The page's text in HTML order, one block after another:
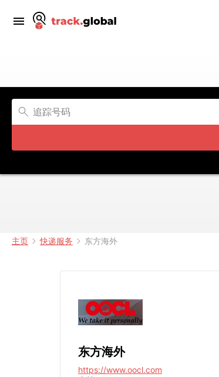
主页 快递服务 东方海外
东方海外
https://www.oocl.com